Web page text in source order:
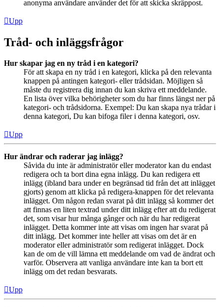
anonyma användare använder det för att skicka skräppost.
Upp
Tråd- och inläggsfrågor
Hur skapar jag en ny tråd i en kategori?
För att skapa en ny tråd i en kategori, klicka på den relevanta
knappen på antingen kategori- eller trådsidan. Möjligen så
måste du registrera dig innan du kan skriva ett meddelande.
En lista över vilka behörigheter som du har finns längst ner på
kategori- och trådsidorna. Exempel: Du kan skapa nya trådar i
denna kategori, Du kan bifoga filer i denna kategori, osv.
Upp
Hur ändrar och raderar jag inlägg?
Såvida du inte är administratör eller moderator kan du endast
redigera och ta bort dina egna inlägg. Du kan redigera ett
inlägg (ibland bara under en begränsad tid från det att inlägget
gjorts) genom att klicka på redigera-knappen för det relevanta
inlägget. Om någon redan svarat på ditt inlägg så kommer det
att finnas en liten textrad under ditt inlägg efter att du redigerat
det, som visar hur många gånger och när du har redigerat
inlägget. Detta kommer inte att visas om ingen har svarat på
ditt inlägg. Det kommer inte heller att visas om det är en
moderator eller administratör som redigerat inlägget. Dock
kan de om de vill lämna ett meddelande om vad de ändrat och
varför. Observera att vanliga användare inte kan ta bort ett
inlägg om det redan besvarats.
Upp